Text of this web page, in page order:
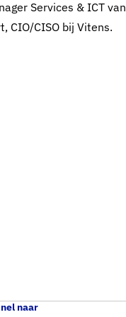
Services & ICT van
CIO/CISO bij Vitens.
naar